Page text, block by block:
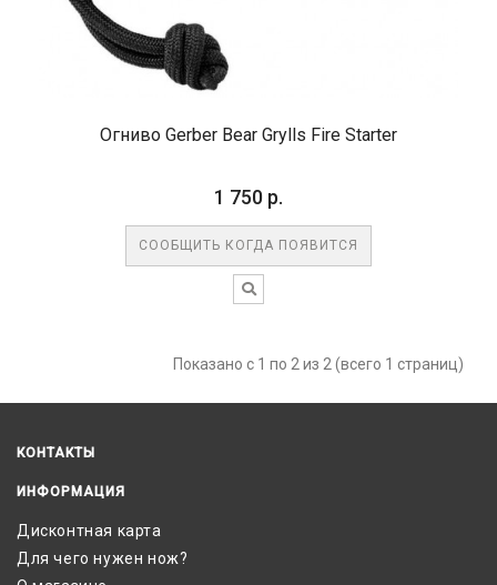
Огниво Gerber Bear Grylls Fire Starter
1 750 р.
СООБЩИТЬ КОГДА ПОЯВИТСЯ
Показано с 1 по 2 из 2 (всего 1 страниц)
КОНТАКТЫ
ИНФОРМАЦИЯ
Дисконтная карта
Для чего нужен нож?